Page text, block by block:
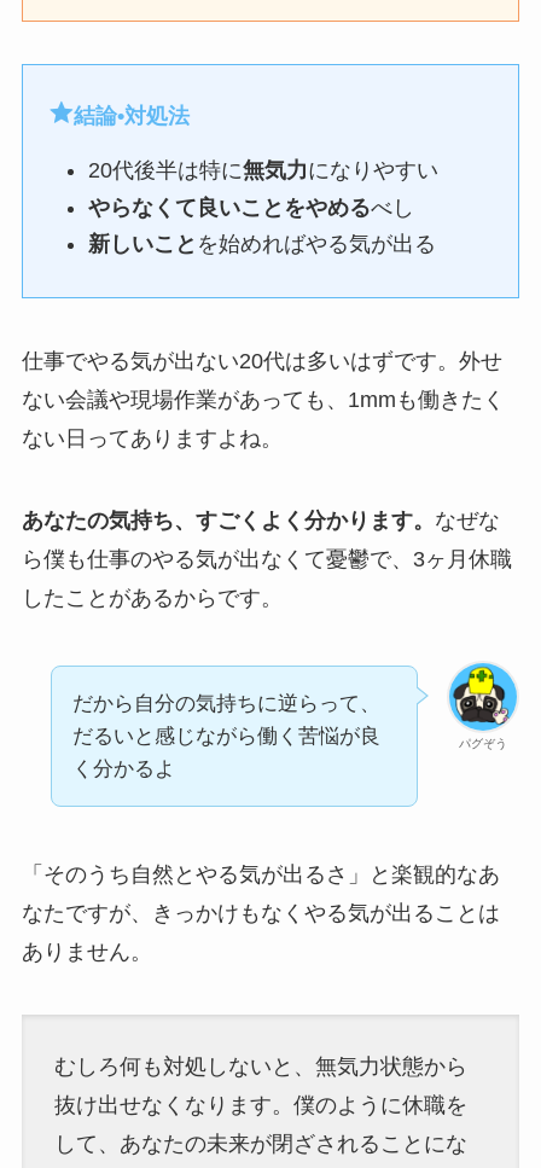
結論•対処法
20代後半は特に無気力になりやすい
やらなくて良いことをやめるべし
新しいこと を始めればやる気が出る
仕事でやる気が出ない20代は多いはずです。外せ
ない会議や現場作業があっても、1mmも働きたく
ない日ってありますよね。
あなたの気持ち、すごくよく分かります。 なぜな
ら僕も仕事のやる気が出なくて憂鬱で、3ヶ月休職
したことがあるからです。
パグぞう
だから自分の気持ちに逆らって、
だるいと感じながら働く苦悩が良
く分かるよ
「そのうち自然とやる気が出るさ」と楽観的なあ
なたですが、きっかけもなくやる気が出ることは
ありません。
むしろ何も対処しないと、無気力状態から
抜け出せなくなります。僕のように休職を
して、あなたの未来が閉ざされることにな